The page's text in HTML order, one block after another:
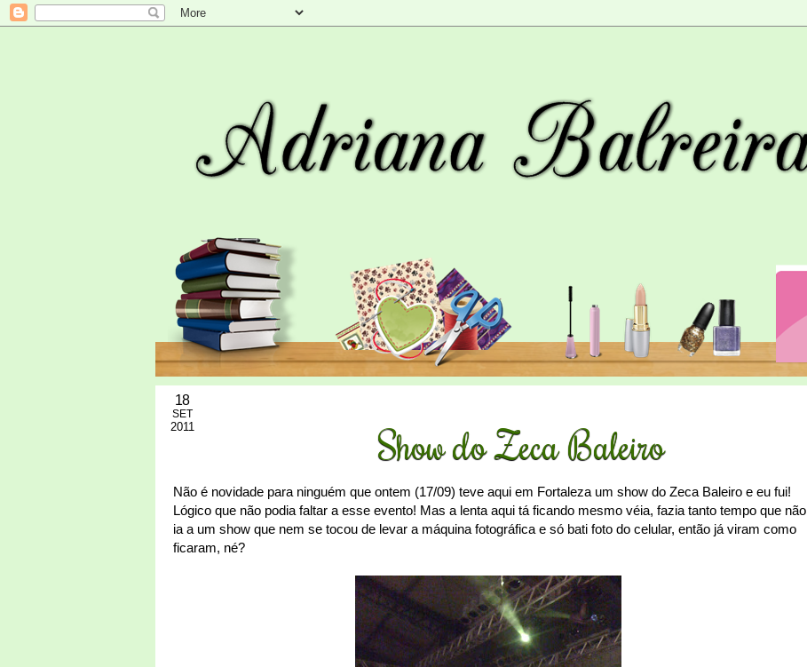
18
SET
2011 Show do Zeca Baleiro
Não é novidade para ninguém que ontem (17/09) teve aqui em Fortaleza um show do Zeca Baleiro e eu fui!
Lógico que não podia faltar a esse evento! Mas a lenta aqui tá ficando mesmo véia, fazia tanto tempo que não
ia a um show que nem se tocou de levar a máquina fotográfica e só bati foto do celular, então já viram como
ficaram, né?